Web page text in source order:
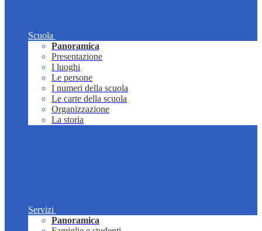
Scuola
Panoramica
Presentazione
I luoghi
Le persone
I numeri della scuola
Le carte della scuola
Organizzazione
La storia
Servizi
Panoramica